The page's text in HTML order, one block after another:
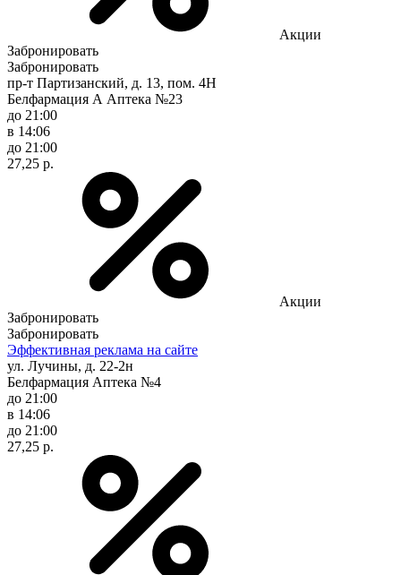
Акции
Забронировать
Забронировать
пр-т Партизанский, д. 13, пом. 4Н
Белфармация А Аптека №23
до 21:00
в 14:06
до 21:00
27,25 р.
Акции
Забронировать
Забронировать
Эффективная реклама на сайте
ул. Лучины, д. 22-2н
Белфармация Аптека №4
до 21:00
в 14:06
до 21:00
27,25 р.